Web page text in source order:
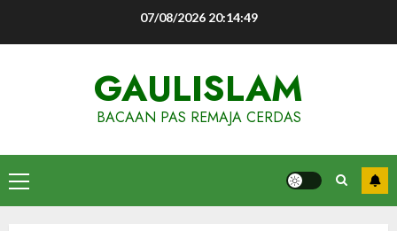
07/08/2026 20:14:50
GAULISLAM
BACAAN PAS REMAJA CERDAS
Primary
Menu